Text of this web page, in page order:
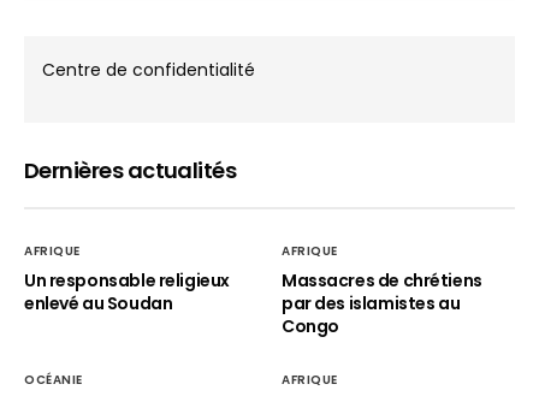
Centre de confidentialité
Dernières actualités
AFRIQUE
Un responsable religieux
enlevé au Soudan
AFRIQUE
Massacres de chrétiens
par des islamistes au
Congo
OCÉANIE AFRIQUE